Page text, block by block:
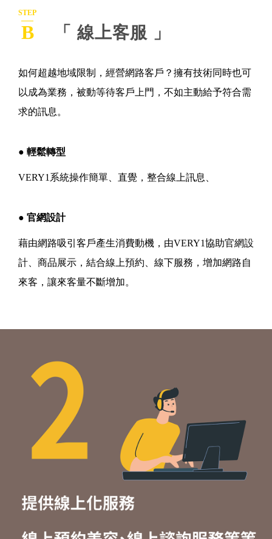
STEP
B 「 線上客服 」
如何超越地域限制，經營網路客戶？擁有技術同時也可
以成為業務，被動等待客戶上門，不如主動給予符合需
求的訊息。
● 輕鬆轉型
VERY1系統操作簡單、直覺，整合線上訊息、
● 官網設計
藉由網路吸引客戶產生消費動機，由VERY1協助官網設
計、商品展示，結合線上預約、線下服務，增加網路自
來客，讓來客量不斷增加。